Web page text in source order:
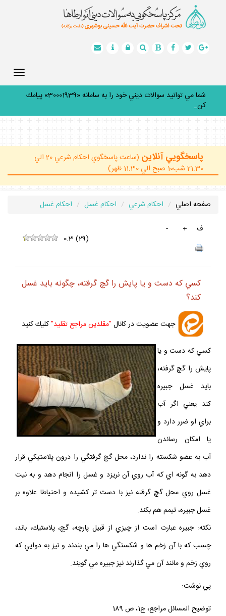
شما مي توانيد سوالات ديني خود را به سامانه «30001939» پيامك
كنيد.
پاسخگويي آنلاين
(ساعت پاسخگوي احكام شرعي 20 الي
21:30 شب10 صبح الي 11:30 ظهر)
صفحه اصلي احكام شرعي احكام غسل
احكام غسل
ف
+
-
0.3 (29)
كسي كه دست و يا پايش را گچ گرفته، چگونه بايد غسل
كند؟
جهت عضويت در كانال "مقلدين مراجع تقليد"كليك كنيد
كسي كه دست و يا
پايش را گچ گرفته،
بايد غسل جبيره
كند يعني اگر آب
براي او ضرر دارد و
يا امكان رساندن
آب به عضو شكسته را ندارد، محل گچ گرفتگي را درون پلاستيكي قرار
دهد به گونه اي كه آب روي آن نريزد و غسل را انجام دهد و به نيت
غسل روي محل گچ گرفته نيز با دست تر كشيده و احتياطا علاوه بر
غسل جبيره، تيمم هم بكند.
نكته: جبيره عبارت است از چيزي از قبيل پارچه، گچ، پلاستيك، باند،
چسب كه با آن زخم ها و شكستگي ها را مي بندند و نيز به دوايي كه
روي زخم و مانند آن مي گذارند نيز جبيره مي گويند.
پي نوشت:
توضيح المسائل مراجع، ج‌1، ص 189